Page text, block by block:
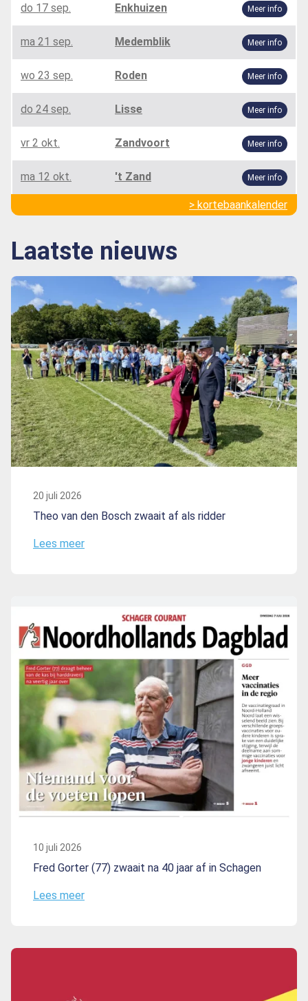
do 17 sep. Enkhuizen Meer info
ma 21 sep. Medemblik Meer info
wo 23 sep. Roden Meer info
do 24 sep. Lisse Meer info
vr 2 okt. Zandvoort Meer info
ma 12 okt. 't Zand Meer info
> kortebaankalender
Laatste nieuws
20 juli 2026
Theo van den Bosch zwaait af als ridder
Lees meer
10 juli 2026
Fred Gorter (77) zwaait na 40 jaar af in Schagen
Lees meer